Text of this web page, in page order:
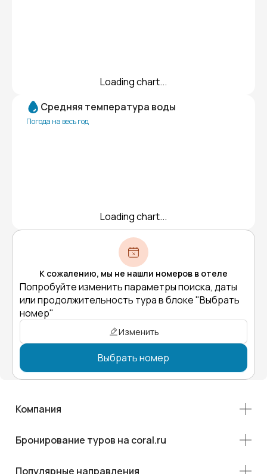
Loading chart...
Средняя температура воды
Погода на весь год
Loading chart...
К сожалению, мы не нашли номеров в отеле
Попробуйте изменить параметры поиска, даты
или продолжительность тура в блоке "Выбрать
номер"
Изменить
Выбрать номер
Компания
Бронирование туров на coral.ru
Популярные направления